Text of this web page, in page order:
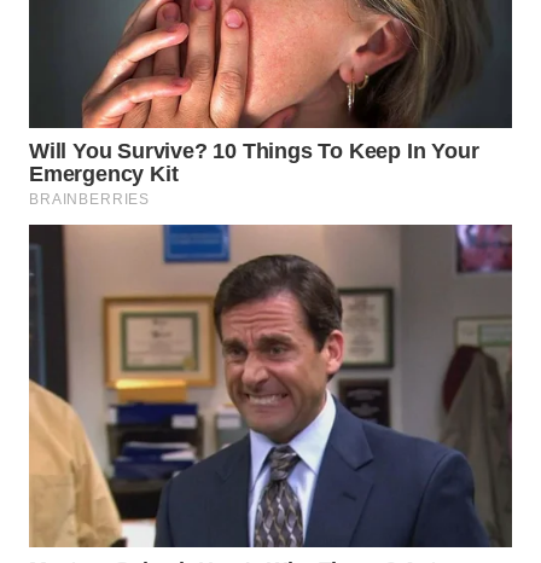
LABUANBAJO
BORNEO
Wahana
Media
NEWS
WAHANA
ADVOKAT
WAHANA